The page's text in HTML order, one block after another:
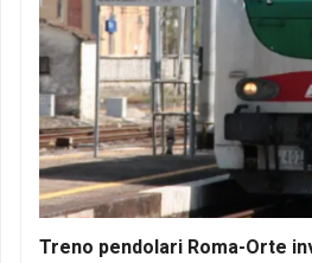
Treno pendolari Roma-Orte